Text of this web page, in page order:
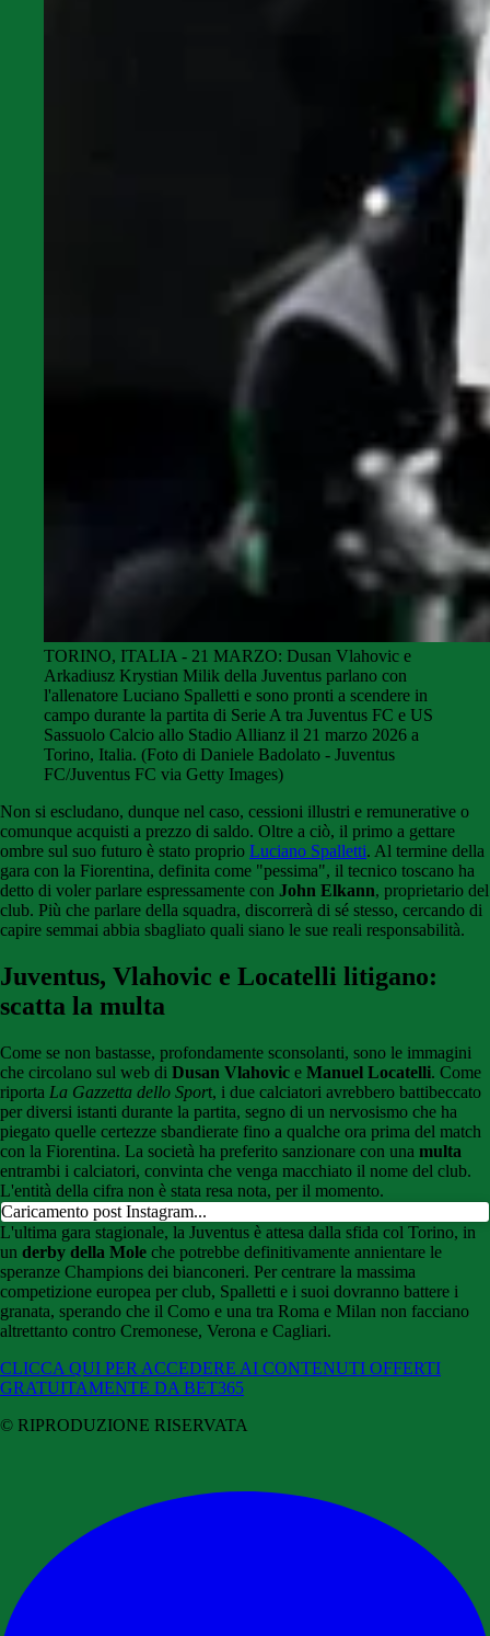
TORINO, ITALIA - 21 MARZO: Dusan Vlahovic e
Arkadiusz Krystian Milik della Juventus parlano con
l'allenatore Luciano Spalletti e sono pronti a scendere in
campo durante la partita di Serie A tra Juventus FC e US
Sassuolo Calcio allo Stadio Allianz il 21 marzo 2026 a
Torino, Italia. (Foto di Daniele Badolato - Juventus
FC/Juventus FC via Getty Images)
Non si escludano, dunque nel caso, cessioni illustri e remunerative o
comunque acquisti a prezzo di saldo. Oltre a ciò, il primo a gettare
ombre sul suo futuro è stato proprio Luciano Spalletti. Al termine della
gara con la Fiorentina, definita come "pessima", il tecnico toscano ha
detto di voler parlare espressamente con John Elkann, proprietario del
club. Più che parlare della squadra, discorrerà di sé stesso, cercando di
capire semmai abbia sbagliato quali siano le sue reali responsabilità.
Juventus, Vlahovic e Locatelli litigano:
scatta la multa
Come se non bastasse, profondamente sconsolanti, sono le immagini
che circolano sul web di Dusan Vlahovic e Manuel Locatelli. Come
riporta La Gazzetta dello Sport, i due calciatori avrebbero battibeccato
per diversi istanti durante la partita, segno di un nervosismo che ha
piegato quelle certezze sbandierate fino a qualche ora prima del match
con la Fiorentina. La società ha preferito sanzionare con una multa
entrambi i calciatori, convinta che venga macchiato il nome del club.
L'entità della cifra non è stata resa nota, per il momento.
Caricamento post Instagram...
L'ultima gara stagionale, la Juventus è attesa dalla sfida col Torino, in
un derby della Mole che potrebbe definitivamente annientare le
speranze Champions dei bianconeri. Per centrare la massima
competizione europea per club, Spalletti e i suoi dovranno battere i
granata, sperando che il Como e una tra Roma e Milan non facciano
altrettanto contro Cremonese, Verona e Cagliari.
CLICCA QUI PER ACCEDERE AI CONTENUTI OFFERTI
GRATUITAMENTE DA BET365
© RIPRODUZIONE RISERVATA